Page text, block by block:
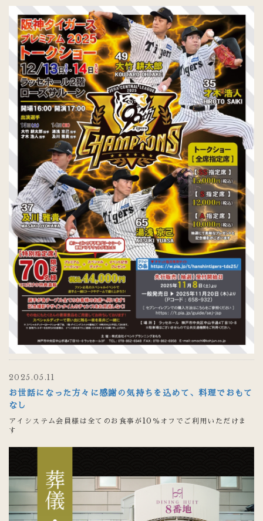
2025.05.11
お世話になった方々に感謝の気持ちを込めて、料理でおもて
なし
アイシステム会員様は全てのお食事が10％オフでご利用いただけま
す